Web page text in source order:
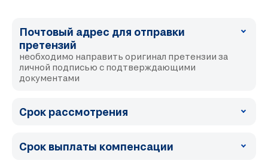
Почтовый адрес для отправки
претензий
необходимо направить оригинал претензии за
личной подписью с подтверждающими
документами
Срок рассмотрения
Срок выплаты компенсации